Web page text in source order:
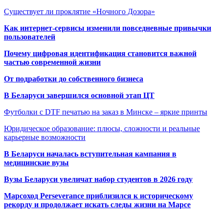
Существует ли проклятие «Ночного Дозора»
Как интернет-сервисы изменили повседневные привычки
пользователей
Почему цифровая идентификация становится важной
частью современной жизни
От подработки до собственного бизнеса
В Беларуси завершился основной этап ЦТ
Футболки с DTF печатью на заказ в Минске – яркие принты
Юридическое образование: плюсы, сложности и реальные
карьерные возможности
В Беларуси началась вступительная кампания в
медицинские вузы
Вузы Беларуси увеличат набор студентов в 2026 году
Марсоход Perseverance приблизился к историческому
рекорду и продолжает искать следы жизни на Марсе